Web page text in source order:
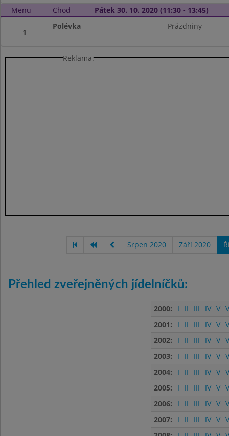
Menu Chod Pátek 30. 10. 2020 (11:30 - 13:45)
1
Polévka Prázdniny
Reklama:
Srpen 2020 Září 2020
Přehled zveřejněných jídelníčků:
2000: I II III IV V
2001:
I II III IV V
2002:
I II III IV V
2003:
I II III IV V
2004:
I II III IV V
2005:
I II III IV V
2006:
I II III IV V
2007:
I II III IV V